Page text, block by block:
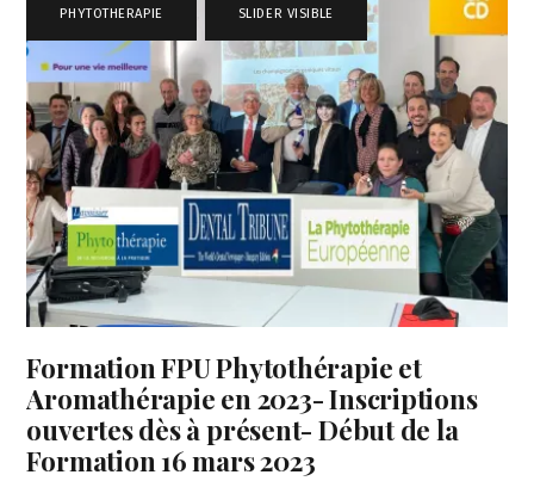
PHYTOTHERAPIE SLIDER VISIBLE
Formation FPU Phytothérapie et
Aromathérapie en 2023- Inscriptions
ouvertes dès à présent- Début de la
Formation 16 mars 2023